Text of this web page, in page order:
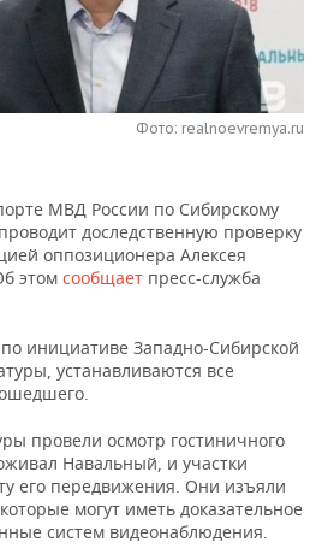
Фото: realnoevremya.ru
МВД России по Сибирскому
доследственную проверку
оппозиционера Алексея
этом сообщает пресс-служба
инициативе Западно-Сибирской
устанавливаются все
провели осмотр гостиничного
Навальный, и участки
его передвижения. Они изъяли
могут иметь доказательное
систем видеонаблюдения.